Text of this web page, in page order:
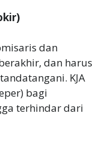
dan
dan harus
KJA
bagi
terhindar dari